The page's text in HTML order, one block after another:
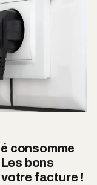
consomme
bons
facture !